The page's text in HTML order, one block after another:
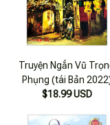
Truyện Ngắn Vũ
Phụng (tái Bản
$18.99 USD